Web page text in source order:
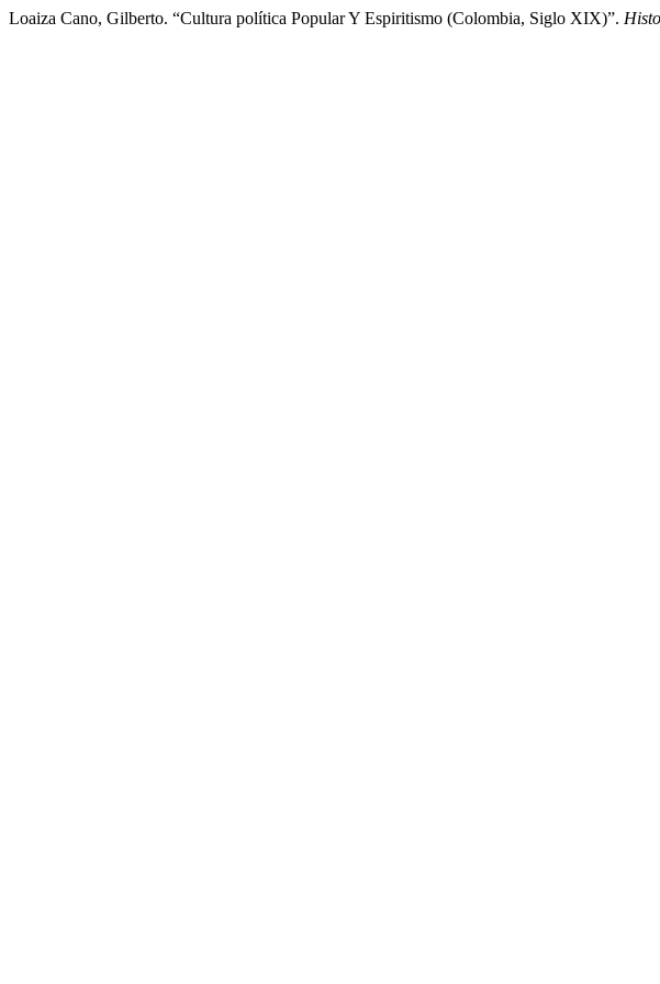
Loaiza Cano, Gilberto. “Cultura política Popular Y Espiritismo (Colombia, Siglo XIX)”.